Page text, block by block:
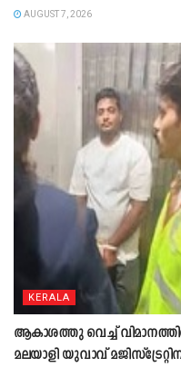
AUGUST 7, 2026
KERALA
ആകാശത്തു വെച്ച്
മലയാളി യുവാവ്